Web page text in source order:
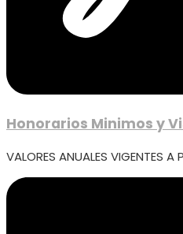
Honorarios Minimos y
VALORES ANUALES VIGENTES A